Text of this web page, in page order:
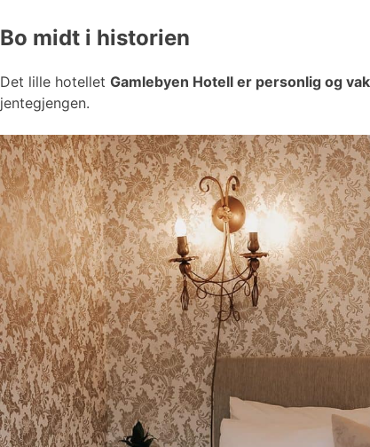
Bo midt i historien
Det lille hotellet Gamlebyen Hotell er personlig og
jentegjengen.